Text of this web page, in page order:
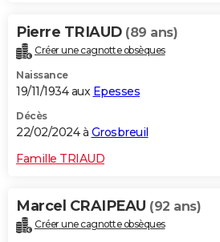
Pierre TRIAUD (89 ans)
Créer une cagnotte obsèques
Naissance
19/11/1934 aux Epesses
Décès
22/02/2024 à Grosbreuil
Famille TRIAUD
Marcel CRAIPEAU (92 ans)
Créer une cagnotte obsèques